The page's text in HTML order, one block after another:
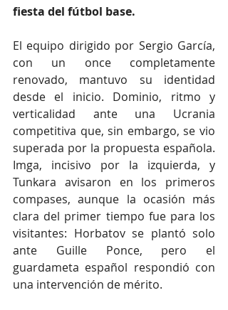
fiesta del fútbol base.
El equipo dirigido por Sergio García,
con un once completamente
renovado, mantuvo su identidad
desde el inicio. Dominio, ritmo y
verticalidad ante una Ucrania
competitiva que, sin embargo, se vio
superada por la propuesta española.
Imga, incisivo por la izquierda, y
Tunkara avisaron en los primeros
compases, aunque la ocasión más
clara del primer tiempo fue para los
visitantes: Horbatov se plantó solo
ante Guille Ponce, pero el
guardameta español respondió con
una intervención de mérito.